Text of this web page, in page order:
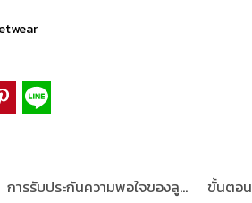
การรับประกันความพอใจของลูกค้า